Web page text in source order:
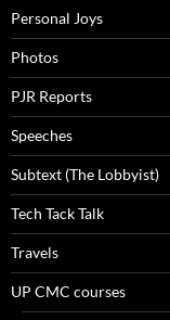
Personal Joys
Photos
PJR Reports
Speeches
Subtext (The Lobbyist)
Tech Tack Talk
Travels
UP CMC courses